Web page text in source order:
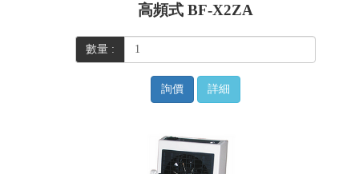
高頻式 BF-X2ZA
數量 :
詢價 詳細